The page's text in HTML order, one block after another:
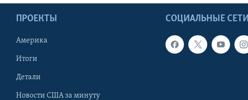
СОЦИАЛЬНЫЕ СЕТИ
ПРОЕКТЫ
Америка
Итоги
Детали
Новости США за минуту